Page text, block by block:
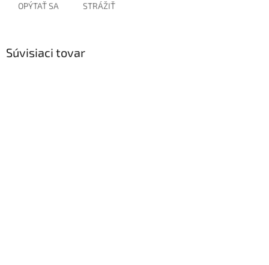
OPÝTAŤ SA STRÁŽIŤ
Súvisiaci tovar